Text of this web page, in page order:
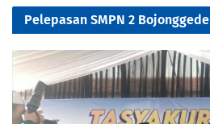
Pelepasan SMPN 2 Bojonggede